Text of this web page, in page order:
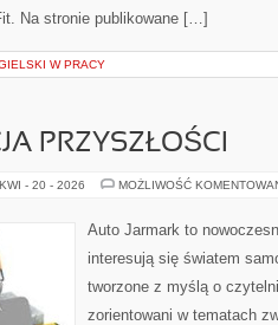
Na stronie publikowane […]
W PRACY
PRZYSZŁOŚCI
KWI - 20 - 2026 MOŻLIWOŚĆ
Auto Jarmark to
interesują się światem
tworzone z myślą o
zorientowani w tematach